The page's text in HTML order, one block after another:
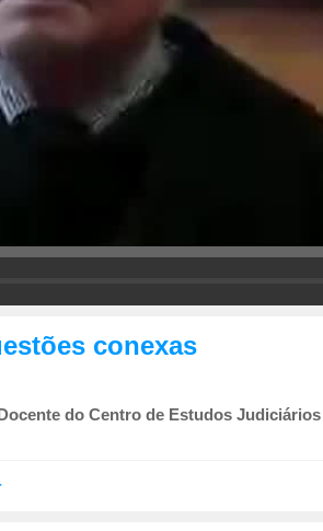
conexas
do Centro de Estudos Judiciários